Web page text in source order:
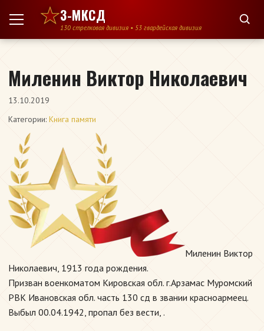
Перейти к содержимому
3-МКСД
130 стрелковая дивизия • 53 гвардейская дивизия
Миленин Виктор Николаевич
13.10.2019
Категории: Книга памяти
Миленин Виктор
Николаевич, 1913 года рождения.
Призван военкоматом Кировская обл. г.Арзамас Муромский
РВК Ивановская обл. часть 130 сд в звании красноармеец.
Выбыл 00.04.1942, пропал без вести, .